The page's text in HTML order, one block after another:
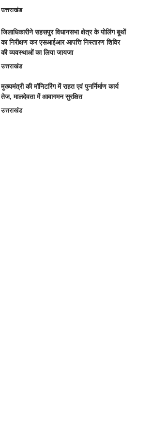
उत्तराखंड
जिलाधिकारीने सहसपुर विधानसभा क्षेत्र के पोलिंग बूथों
का निरीक्षण कर एसआईआर आपत्ति निस्तारण शिविर
की व्यवस्थाओं का लिया जायजा
उत्तराखंड
मुख्यमंत्री की मॉनिटरिंग में राहत एवं पुनर्निर्माण कार्य
तेज, मालदेवता में आवागमन सुरक्षित
उत्तराखंड